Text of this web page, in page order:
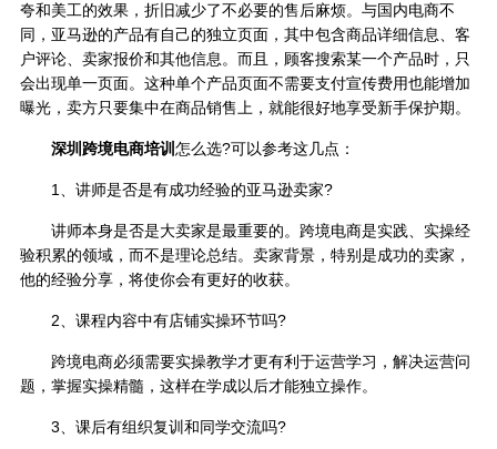
夸和美工的效果，折旧减少了不必要的售后麻烦。与国内电商不
同，亚马逊的产品有自己的独立页面，其中包含商品详细信息、客
户评论、卖家报价和其他信息。而且，顾客搜索某一个产品时，只
会出现单一页面。这种单个产品页面不需要支付宣传费用也能增加
曝光，卖方只要集中在商品销售上，就能很好地享受新手保护期。
深圳跨境电商培训 怎么选?可以参考这几点：
1、讲师是否是有成功经验的亚马逊卖家?
讲师本身是否是大卖家是最重要的。跨境电商是实践、实操经
验积累的领域，而不是理论总结。卖家背景，特别是成功的卖家，
他的经验分享，将使你会有更好的收获。
2、课程内容中有店铺实操环节吗?
跨境电商必须需要实操教学才更有利于运营学习，解决运营问
题，掌握实操精髓，这样在学成以后才能独立操作。
3、课后有组织复训和同学交流吗?